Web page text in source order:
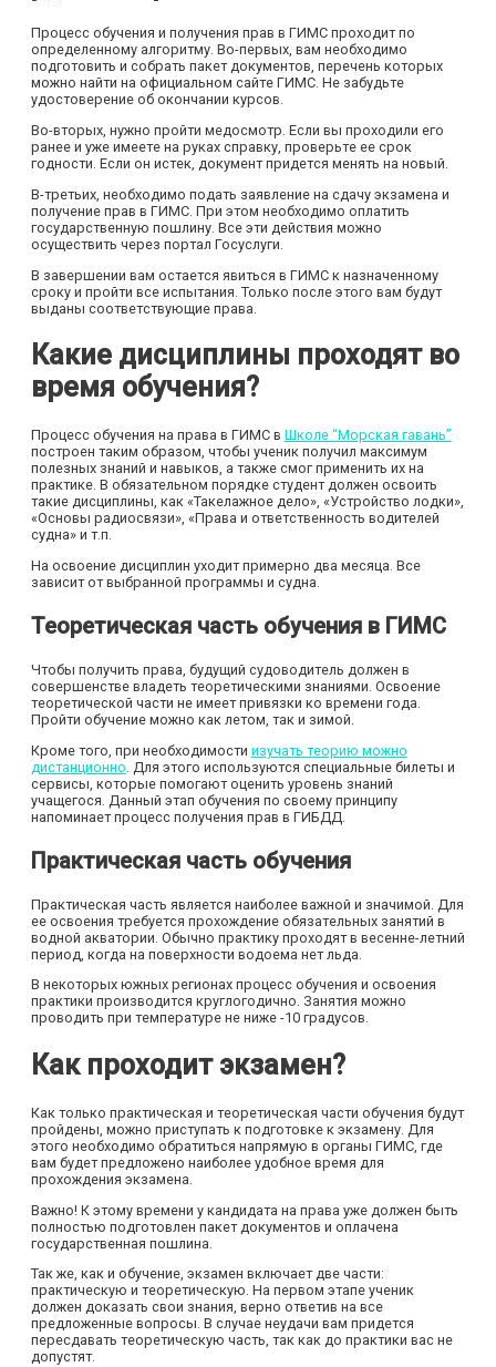
Процесс обучения и получения прав в ГИМС проходит по
определенному алгоритму. Во-первых, вам необходимо
подготовить и собрать пакет документов, перечень которых
можно найти на официальном сайте ГИМС. Не забудьте
удостоверение об окончании курсов.
Во-вторых, нужно пройти медосмотр. Если вы проходили его
ранее и уже имеете на руках справку, проверьте ее срок
годности. Если он истек, документ придется менять на новый.
В-третьих, необходимо подать заявление на сдачу экзамена и
получение прав в ГИМС. При этом необходимо оплатить
государственную пошлину. Все эти действия можно
осуществить через портал Госуслуги.
В завершении вам остается явиться в ГИМС к назначенному
сроку и пройти все испытания. Только после этого вам будут
выданы соответствующие права.
Какие дисциплины проходят во
время обучения?
Процесс обучения на права в ГИМС в Школе “Морская гавань”
построен таким образом, чтобы ученик получил максимум
полезных знаний и навыков, а также смог применить их на
практике. В обязательном порядке студент должен освоить
такие дисциплины, как «Такелажное дело», «Устройство лодки»,
«Основы радиосвязи», «Права и ответственность водителей
судна» и т.п.
На освоение дисциплин уходит примерно два месяца. Все
зависит от выбранной программы и судна.
Теоретическая часть обучения в ГИМС
Чтобы получить права, будущий судоводитель должен в
совершенстве владеть теоретическими знаниями. Освоение
теоретической части не имеет привязки ко времени года.
Пройти обучение можно как летом, так и зимой.
Кроме того, при необходимости изучать теорию можно
дистанционно . Для этого используются специальные билеты и
сервисы, которые помогают оценить уровень знаний
учащегося. Данный этап обучения по своему принципу
напоминает процесс получения прав в ГИБДД.
Практическая часть обучения
Практическая часть является наиболее важной и значимой. Для
ее освоения требуется прохождение обязательных занятий в
водной акватории. Обычно практику проходят в весенне-летний
период, когда на поверхности водоема нет льда.
В некоторых южных регионах процесс обучения и освоения
практики производится круглогодично. Занятия можно
проводить при температуре не ниже -10 градусов.
Как проходит экзамен?
Как только практическая и теоретическая части обучения будут
пройдены, можно приступать к подготовке к экзамену. Для
этого необходимо обратиться напрямую в органы ГИМС, где
вам будет предложено наиболее удобное время для
прохождения экзамена.
Важно! К этому времени у кандидата на права уже должен быть
полностью подготовлен пакет документов и оплачена
государственная пошлина.
Так же, как и обучение, экзамен включает две части:
практическую и теоретическую. На первом этапе ученик
должен доказать свои знания, верно ответив на все
предложенные вопросы. В случае неудачи вам придется
пересдавать теоретическую часть, так как до практики вас не
допустят.